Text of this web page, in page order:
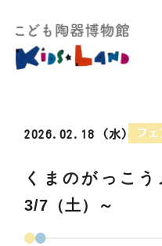
2026.02.18 (水) フェ
くまのがっこ
3/7（土）～